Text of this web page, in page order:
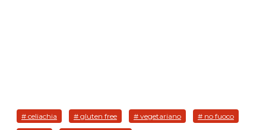
# celiachia # gluten free # vegetariano # no fuoco